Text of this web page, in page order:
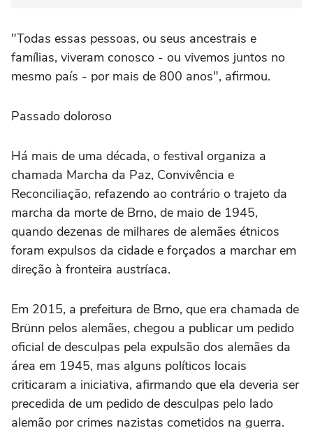
"Todas essas pessoas, ou seus ancestrais e
famílias, viveram conosco - ou vivemos juntos no
mesmo país - por mais de 800 anos", afirmou.
Passado doloroso
Há mais de uma década, o festival organiza a
chamada Marcha da Paz, Convivência e
Reconciliação, refazendo ao contrário o trajeto da
marcha da morte de Brno, de maio de 1945,
quando dezenas de milhares de alemães étnicos
foram expulsos da cidade e forçados a marchar em
direção à fronteira austríaca.
Em 2015, a prefeitura de Brno, que era chamada de
Brünn pelos alemães, chegou a publicar um pedido
oficial de desculpas pela expulsão dos alemães da
área em 1945, mas alguns políticos locais
criticaram a iniciativa, afirmando que ela deveria ser
precedida de um pedido de desculpas pelo lado
alemão por crimes nazistas cometidos na guerra.